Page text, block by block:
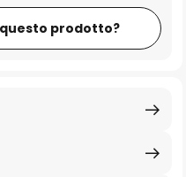
prodotto?